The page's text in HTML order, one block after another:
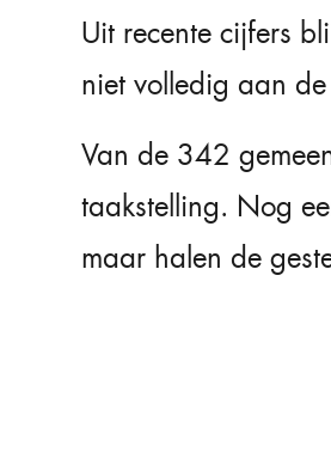
Uit recente cijfers
niet volledig aan
Van de 342
taakstelling. Nog
maar halen de